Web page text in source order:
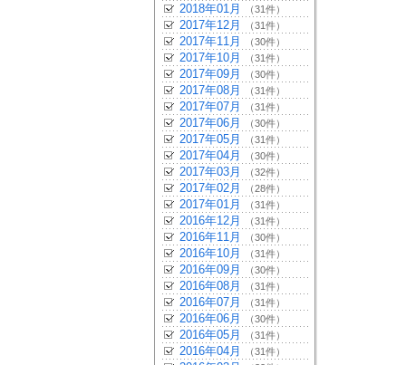
2018年01月 （31件）
2017年12月 （31件）
2017年11月 （30件）
2017年10月 （31件）
2017年09月 （30件）
2017年08月 （31件）
2017年07月 （31件）
2017年06月 （30件）
2017年05月 （31件）
2017年04月 （30件）
2017年03月 （32件）
2017年02月 （28件）
2017年01月 （31件）
2016年12月 （31件）
2016年11月 （30件）
2016年10月 （31件）
2016年09月 （30件）
2016年08月 （31件）
2016年07月 （31件）
2016年06月 （30件）
2016年05月 （31件）
2016年04月 （31件）